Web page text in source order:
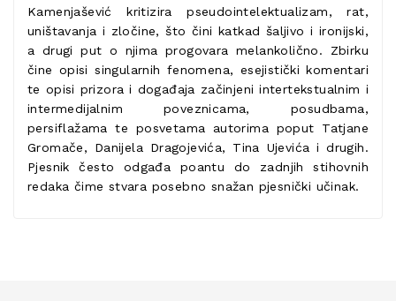
Kamenjašević kritizira pseudointelektualizam, rat,
uništavanja i zločine, što čini katkad šaljivo i ironijski,
a drugi put o njima progovara melankolično. Zbirku
čine opisi singularnih fenomena, esejistički komentari
te opisi prizora i događaja začinjeni intertekstualnim i
intermedijalnim poveznicama, posudbama,
persiflažama te posvetama autorima poput Tatjane
Gromače, Danijela Dragojevića, Tina Ujevića i drugih.
Pjesnik često odgađa poantu do zadnjih stihovnih
redaka čime stvara posebno snažan pjesnički učinak.